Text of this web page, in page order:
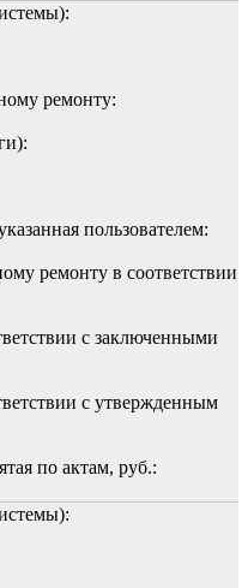
ремонту:
пользователем:
ремонту в соответствии
с заключенными
с утвержденным
по актам, руб.: